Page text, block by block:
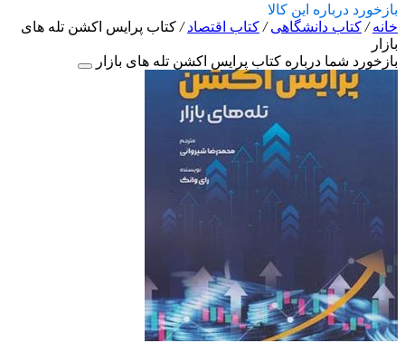
بازخورد درباره این کالا
خانه/ کتاب دانشگاهی/ کتاب اقتصاد/ کتاب پرایس اکشن تله های
بازار
بازخورد شما درباره کتاب پرایس اکشن تله های بازار